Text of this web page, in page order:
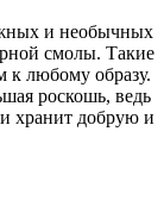
и необычных
смолы. Такие
к любому образу.
роскошь, ведь
хранит добрую и